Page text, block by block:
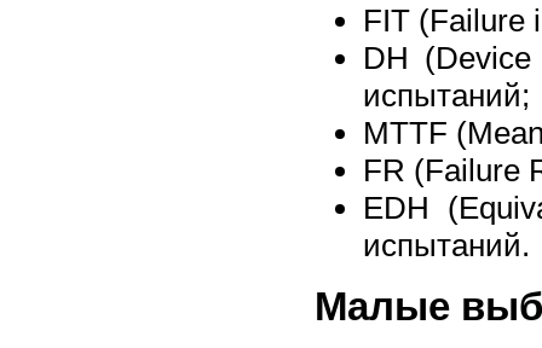
FIT (Failure
DH
испытаний;
MTTF
FR (Failure
EDH
испытаний.
Малые